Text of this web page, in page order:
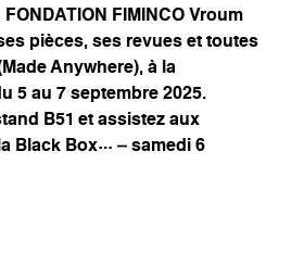
FIMINCO Vroum
pièces, ses revues et toutes
Anywhere), à la
5 au 7 septembre 2025.
B51 et assistez aux
Black Box… – samedi 6